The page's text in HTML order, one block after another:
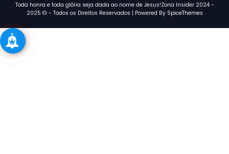
Toda honra e toda glória seja dada ao nome de Jesus!Zona Insider 2024 -
2025 © - Todos os Direitos Reservados | Powered By SpiceThemes